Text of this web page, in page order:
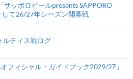
ッポロビールpresents SAPPORO
して26/27年シーズン開幕戦
ルティス戦ログ
フィシャル・ガイドブック2029/27」